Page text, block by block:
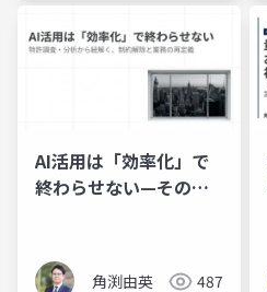
AI活用は「効率化」で
終わらせない—その先
角渕由英 487